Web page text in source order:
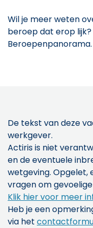
Wil je meer weten
beroep dat erop
Beroepenpanorama.
De tekst van deze
werkgever.
Actiris is niet
en de eventuele
wetgeving. Opgelet,
vragen om
Klik hier voor meer
Heb je een
via het